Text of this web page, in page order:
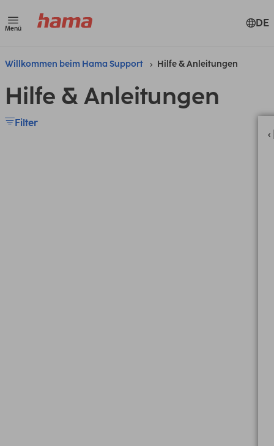
Menü DE
Willkommen beim Hama Support Hilfe & Anleitungen
Hilfe & Anleitungen
Filter